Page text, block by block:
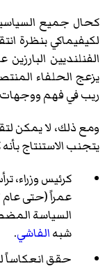
كحال جميع
لكيفيماكي بنظرة
الفنلنديين
يزعج الحلفاء
ريب في فهم ووجهات
ومع ذلك، لا يمكن
يتجنب الاستنتاج
كرئيس وزراء،
السياسة
شبهالفاشي.
حقق انعكاساً